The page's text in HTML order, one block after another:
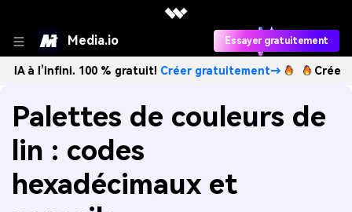
Media.io Essayer gratuitement
100 % gratuit!Créer gratuitement→ Créez des
Palettes de couleurs de
lin : codes
hexadécimaux et